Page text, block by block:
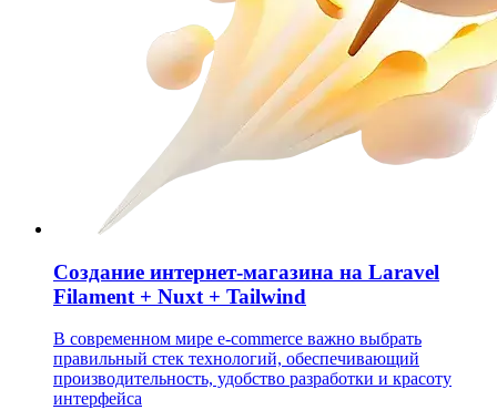
Создание интернет-магазина на Laravel
Filament + Nuxt + Tailwind
В современном мире e-commerce важно выбрать
правильный стек технологий, обеспечивающий
производительность, удобство разработки и красоту
интерфейса